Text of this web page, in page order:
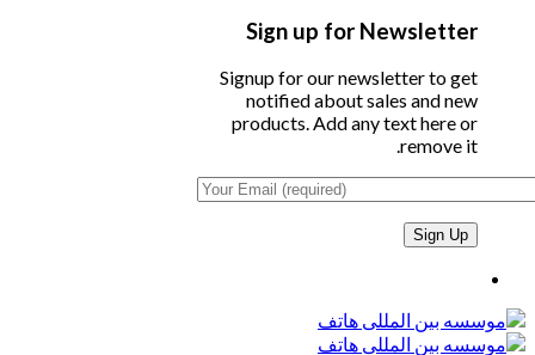
Sign up for Newsletter
Signup for our newsletter to get
notified about sales and new
products. Add any text here or
remove it.